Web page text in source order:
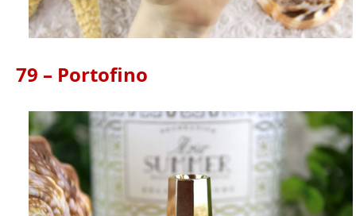
79 – Portofino